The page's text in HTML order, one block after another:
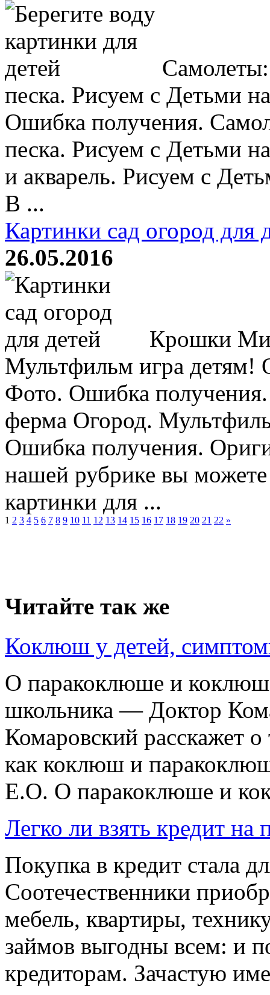
песка. Рисуем с Детьми
Ошибка получения.
песка. Рисуем с Детьми
и акварель. Рисуем с
В ...
Картинки сад огород для
26.05.2016
Крошки
Мультфильм игра детям!
Фото. Ошибка
ферма Огород.
Ошибка получения.
нашей рубрике вы можете
картинки для ...
1 2 3 4 5 6 7 8 9 10 11 12 13 14 15 16 17 18 19 20 21 22 »
Читайте так же
Коклюш у детей,
О паракоклюше и
школьника — Доктор
Комаровский расскажет о
как коклюш и
Е.О. О паракоклюше и
Легко ли взять кредит на
Покупка в кредит стала
Соотечественники
мебель, квартиры,
займов выгодны всем: и
кредиторам. Зачастую